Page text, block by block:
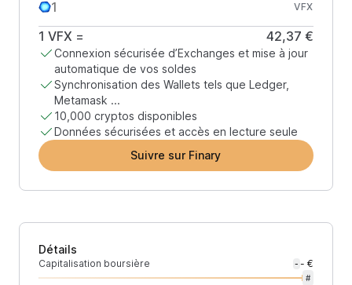
VFX
1 VFX = 42,37 €
Connexion sécurisée d’Exchanges et mise à jour
automatique de vos soldes
Synchronisation des Wallets tels que Ledger,
Metamask ...
10,000 cryptos disponibles
Données sécurisées et accès en lecture seule
Suivre sur Finary
Détails
Capitalisation boursière - - €
#